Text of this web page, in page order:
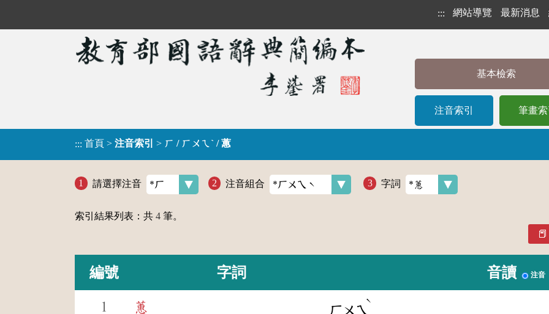
::: 網站導覽 最新消息
基本檢索
注音索引 筆畫索
::: 首頁 > 注音索引 > ㄏ / ㄏㄨㄟˋ / 蕙
請選擇注音 注音組合 字詞
索引結果列表：共 4 筆。
編號 字詞 音讀 注音
1 蕙 ㄏㄨㄟ
ˋ